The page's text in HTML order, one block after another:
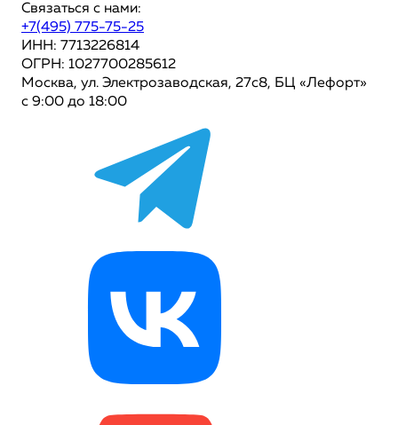
Связаться с нами:
+7(495) 775-75-25
ИНН: 7713226814
ОГРН: 1027700285612
Москва, ул. Электрозаводская, 27с8, БЦ «Лефорт»
с 9:00 до 18:00